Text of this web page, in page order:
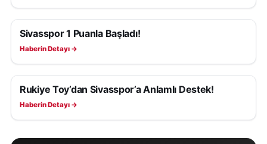
SIVASSPOR HABERLERI
Sivasspor 1 Puanla Başladı!
Haberin Detayı →
SIVASSPOR HABERLERI
Rukiye Toy’dan Sivasspor’a Anlamlı Destek!
Haberin Detayı →